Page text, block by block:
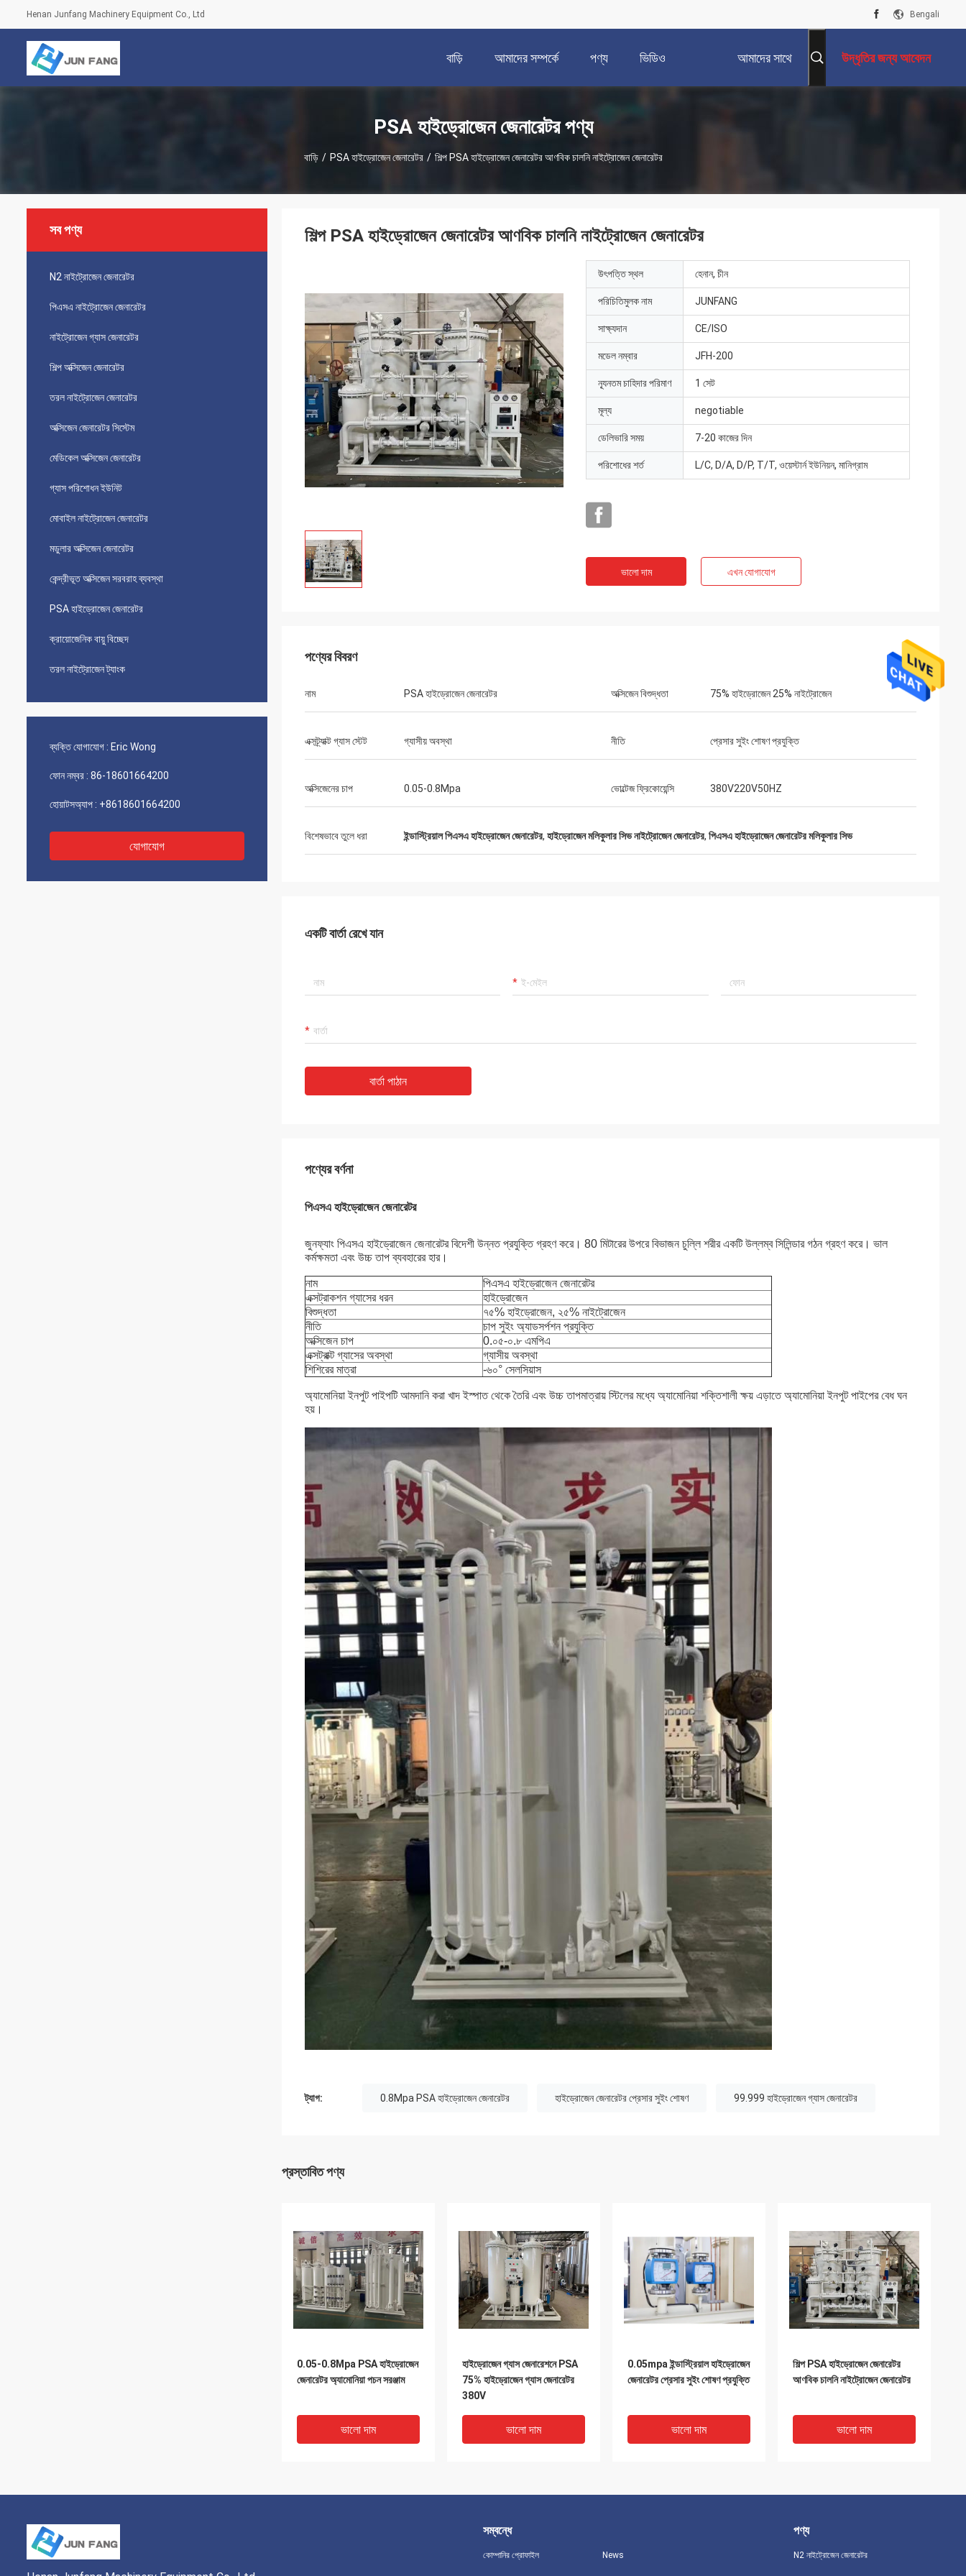
Henan Junfang Machinery Equipment Co., Ltd Bengali
বাড়ি আমাদের সম্পর্কে পণ্য ভিডিও আমাদের সাথে উদ্ধৃতির জন্য আবেদন
PSA হাইড্রোজেন জেনারেটর পণ্য
বাড়ি / PSA হাইড্রোজেন জেনারেটর / শিল্প PSA হাইড্রোজেন জেনারেটর আণবিক চালনি নাইট্রোজেন জেনারেটর
সব পণ্য
N2 নাইট্রোজেন জেনারেটর
পিএসএ নাইট্রোজেন জেনারেটর
নাইট্রোজেন গ্যাস জেনারেটর
শিল্প অক্সিজেন জেনারেটর
তরল নাইট্রোজেন জেনারেটর
অক্সিজেন জেনারেটর সিস্টেম
মেডিকেল অক্সিজেন জেনারেটর
গ্যাস পরিশোধন ইউনিট
মোবাইল নাইট্রোজেন জেনারেটর
মডুলার অক্সিজেন জেনারেটর
কেন্দ্রীভূত অক্সিজেন সরবরাহ ব্যবস্থা
PSA হাইড্রোজেন জেনারেটর
ক্রায়োজেনিক বায়ু বিচ্ছেদ
তরল নাইট্রোজেন ট্যাংক
ব্যক্তি যোগাযোগ : Eric Wong
ফোন নম্বর : 86-18601664200
হোয়াটসঅ্যাপ : +8618601664200
যোগাযোগ
শিল্প PSA হাইড্রোজেন জেনারেটর আণবিক চালনি নাইট্রোজেন জেনারেটর
উৎপত্তি স্থল হেনান, চীন
পরিচিতিমুলক নাম JUNFANG
সাক্ষ্যদান CE/ISO
মডেল নম্বার JFH-200
ন্যূনতম চাহিদার পরিমাণ 1 সেট
মূল্য negotiable
ডেলিভারি সময় 7-20 কাজের দিন
পরিশোধের শর্ত L/C, D/A, D/P, T/T, ওয়েস্টার্ন ইউনিয়ন, মানিগ্রাম
ভালো দাম এখন যোগাযোগ
পণ্যের বিবরণ
নাম PSA হাইড্রোজেন জেনারেটর অক্সিজেন বিশুদ্ধতা 75% হাইড্রোজেন 25% নাইট্রোজেন
এক্সট্র্যাক্ট গ্যাস স্টেট গ্যাসীয় অবস্থা নীতি প্রেসার সুইং শোষণ প্রযুক্তি
অক্সিজেনের চাপ 0.05-0.8Mpa ভোল্টেজ ফ্রিকোয়েন্সি 380V220V50HZ
বিশেষভাবে তুলে ধরা ইন্ডাস্ট্রিয়াল পিএসএ হাইড্রোজেন জেনারেটর, হাইড্রোজেন মলিকুলার সিভ নাইট্রোজেন জেনারেটর, পিএসএ হাইড্রোজেন জেনারেটর মলিকুলার সিভ
একটি বার্তা রেখে যান
বার্তা পাঠান
পণ্যের বর্ণনা
পিএসএ হাইড্রোজেন জেনারেটর
জুনফ্যাং পিএসএ হাইড্রোজেন জেনারেটর বিদেশী উন্নত প্রযুক্তি গ্রহণ করে। 80 মিটারের উপরে বিভাজন চুল্লি শরীর একটি উল্লম্ব সিলিন্ডার গঠন গ্রহণ করে। ভাল
কর্মক্ষমতা এবং উচ্চ তাপ ব্যবহারের হার।
নাম
পিএসএ হাইড্রোজেন জেনারেটর
এক্সট্রাকশন গ্যাসের ধরন
হাইড্রোজেন
বিশুদ্ধতা
৭৫% হাইড্রোজেন, ২৫% নাইট্রোজেন
নীতি
চাপ সুইং অ্যাডসর্পশন প্রযুক্তি
অক্সিজেন চাপ
0.০৫-০.৮ এমপিএ
এক্সট্রাক্ট গ্যাসের অবস্থা
গ্যাসীয় অবস্থা
শিশিরের মাত্রা
-৬০° সেলসিয়াস
অ্যামোনিয়া ইনপুট পাইপটি আমদানি করা খাদ ইস্পাত থেকে তৈরি এবং উচ্চ তাপমাত্রায় স্টিলের মধ্যে অ্যামোনিয়া শক্তিশালী ক্ষয় এড়াতে অ্যামোনিয়া ইনপুট পাইপের বেধ ঘন
হয়।
ট্যাগ: 0.8Mpa PSA হাইড্রোজেন জেনারেটর হাইড্রোজেন জেনারেটর প্রেসার সুইং শোষণ 99.999 হাইড্রোজেন গ্যাস জেনারেটর
প্রস্তাবিত পণ্য
0.05-0.8Mpa PSA হাইড্রোজেন
জেনারেটর অ্যামোনিয়া পচন সরঞ্জাম
ভালো দাম
হাইড্রোজেন গ্যাস জেনারেশনে PSA
75% হাইড্রোজেন গ্যাস জেনারেটর
380V
ভালো দাম
0.05mpa ইন্ডাস্ট্রিয়াল হাইড্রোজেন
জেনারেটর প্রেসার সুইং শোষণ প্রযুক্তি
ভালো দাম
শিল্প PSA হাইড্রোজেন জেনারেটর
আণবিক চালনি নাইট্রোজেন জেনারেটর
ভালো দাম
সম্বন্ধে
কোম্পানির প্রোফাইল News
পণ্য
N2 নাইট্রোজেন জেনারেটর